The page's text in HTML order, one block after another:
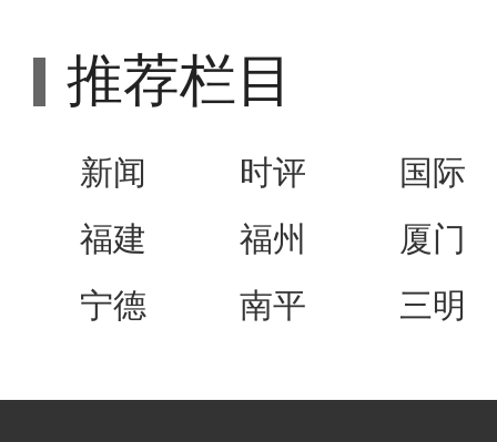
推荐栏目
新闻 时评
国际
福建
福州
厦门
宁德
南平 三明